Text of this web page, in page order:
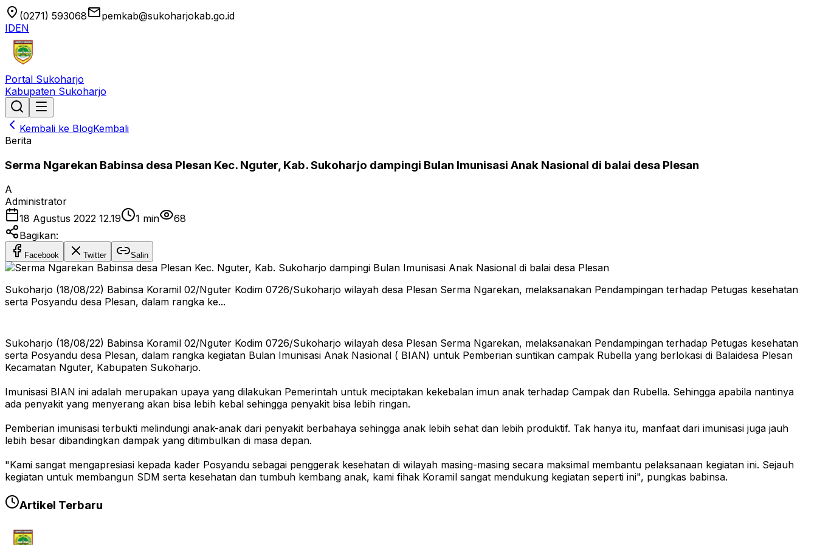
location_on (0271) 593068emailpemkab@sukoharjokab.go.id
IDEN
Portal Sukoharjo
Kabupaten Sukoharjo
Kembali ke BlogKembali
Berita
Serma Ngarekan Babinsa desa Plesan Kec. Nguter, Kab. Sukoharjo dampingi Bulan Imunisasi Anak Nasional di balai desa Plesan
A
Administrator
18 Agustus 2022 12.19
1 min
68
Bagikan:
Facebook Twitter Salin
Sukoharjo (18/08/22) Babinsa Koramil 02/Nguter Kodim 0726/Sukoharjo wilayah desa Plesan Serma Ngarekan, melaksanakan Pendampingan terhadap Petugas kesehatan
serta Posyandu desa Plesan, dalam rangka ke...
Sukoharjo (18/08/22) Babinsa Koramil 02/Nguter Kodim 0726/Sukoharjo wilayah desa Plesan Serma Ngarekan, melaksanakan Pendampingan terhadap Petugas kesehatan
serta Posyandu desa Plesan, dalam rangka kegiatan Bulan Imunisasi Anak Nasional ( BIAN) untuk Pemberian suntikan campak Rubella yang berlokasi di Balaidesa Plesan
Kecamatan Nguter, Kabupaten Sukoharjo.
Imunisasi BIAN ini adalah merupakan upaya yang dilakukan Pemerintah untuk meciptakan kekebalan imun anak terhadap Campak dan Rubella. Sehingga apabila nantinya
ada penyakit yang menyerang akan bisa lebih kebal sehingga penyakit bisa lebih ringan.
Pemberian imunisasi terbukti melindungi anak-anak dari penyakit berbahaya sehingga anak lebih sehat dan lebih produktif. Tak hanya itu, manfaat dari imunisasi juga jauh
lebih besar dibandingkan dampak yang ditimbulkan di masa depan.
"Kami sangat mengapresiasi kepada kader Posyandu sebagai penggerak kesehatan di wilayah masing-masing secara maksimal membantu pelaksanaan kegiatan ini. Sejauh
kegiatan untuk membangun SDM serta kesehatan dan tumbuh kembang anak, kami fihak Koramil sangat mendukung kegiatan seperti ini", pungkas babinsa.
Artikel Terbaru